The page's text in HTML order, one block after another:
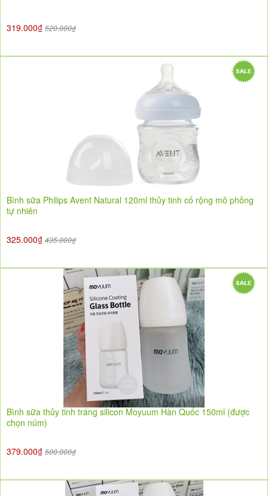
319.000₫ 520.000₫
Bình sữa Philips Avent Natural 120ml thủy tinh cổ rộng mô phỏng
tự nhiên
325.000₫ 435.000₫
Bình sữa thủy tinh tráng silicon Moyuum Hàn Quốc 150ml (được
chọn núm)
379.000₫ 500.000₫